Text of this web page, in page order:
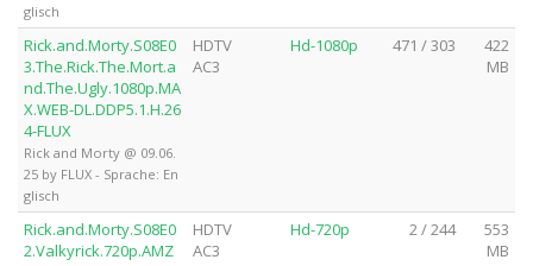
glisch
Rick.and.Morty.S08E0
3.The.Rick.The.Mort.a
nd.The.Ugly.1080p.MA
X.WEB-DL.DDP5.1.H.26
4-FLUX
Rick and Morty @ 09.06.
25 by FLUX - Sprache: En
glisch
HDTV
AC3
Hd-1080p 471 / 303
422
MB
Rick.and.Morty.S08E0
2.Valkyrick.720p.AMZ
HDTV
AC3
Hd-720p 2 / 244
553
MB